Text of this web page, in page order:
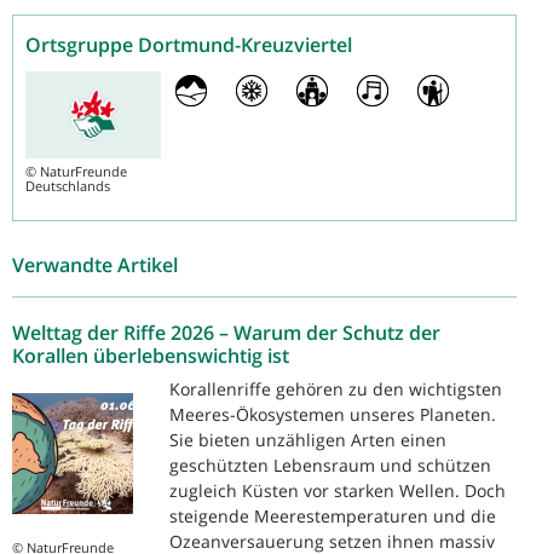
Ortsgruppe Dortmund-Kreuzviertel
© NaturFreunde
Deutschlands
Verwandte Artikel
Welttag der Riffe 2026 – Warum der Schutz der
Korallen überlebenswichtig ist
© NaturFreunde
Korallenriffe gehören zu den wichtigsten
Meeres-Ökosystemen unseres Planeten.
Sie bieten unzähligen Arten einen
geschützten Lebensraum und schützen
zugleich Küsten vor starken Wellen. Doch
steigende Meerestemperaturen und die
Ozeanversauerung setzen ihnen massiv